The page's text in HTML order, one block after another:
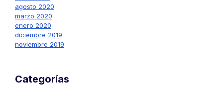
agosto 2020
marzo 2020
enero 2020
diciembre 2019
noviembre 2019
Categorías